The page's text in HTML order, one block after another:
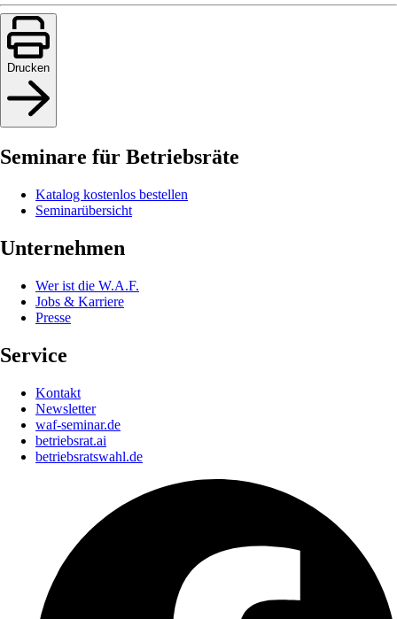
Drucken
Seminare für Betriebsräte
Katalog kostenlos bestellen
Seminarübersicht
Unternehmen
Wer ist die W.A.F.
Jobs & Karriere
Presse
Service
Kontakt
Newsletter
waf-seminar.de
betriebsrat.ai
betriebsratswahl.de